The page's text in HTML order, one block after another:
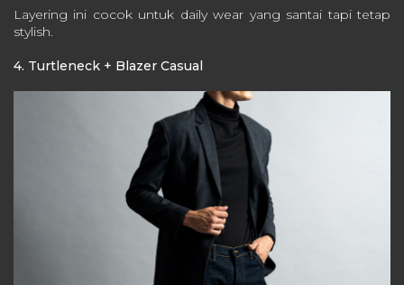
Layering ini cocok untuk daily wear yang santai tapi tetap
stylish.
4. Turtleneck + Blazer Casual